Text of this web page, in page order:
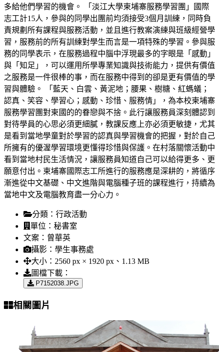
多給他們學習的機會。 「淡江大學柬埔寨服務學習團」國際
志工計15人，參與的同學出團前均須接受3個月訓練，同時負
責規劃所有課程與服務活動，並且進行教案演練與班級經營學
習，服務前的所有訓練對學生而言是一項特殊的學習。參與服
務的同學表示，在服務過程中腦中浮現最多的字眼是「感動」
與「知足」，可以運用所學專業知識與技術能力，提供有價值
之服務是一件很棒的事，而在服務中得到的卻是更有價值的學
習與體驗。 「藍天、白雲、黃泥地；腰果、樹糖、紅螞蟻；
認真、笑容、學習心；感動、珍惜、服務情」，為本校柬埔寨
服務學習團對柬國的的眷戀與不捨。此行讓服務員深刻體認到
對待學員的心思必須更細膩，教課反應上亦必須更敏捷，尤其
是看到當地學童對於學習的認真與學習機會的把握，對於自己
所擁有的優渥學習環境更懂得珍惜與保護。在村落關懷活動中
看到當地村民生活情況，讓服務員知道自己可以給得更多、更
願意付出。柬埔寨國際志工所進行的服務應是深耕的，將循序
漸進從中文基礎、中文進階與電腦種子班的課程進行，持續為
當地中文及電腦教育盡一分心力。
分類： 行政活動
單位： 秘書室
文案： 曾華英
攝影： 學生事務處
大小： 2560 px × 1920 px、1.13 MB
圖檔下載：
P7152038.JPG
相關圖片